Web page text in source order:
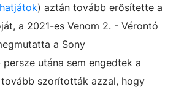
) aztán tovább erősítette a
a 2021-es Venom 2. - Vérontó
a Sony
utána sem engedtek a
szorították azzal, hogy